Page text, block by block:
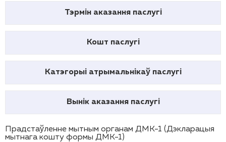
Тэрмін аказання паслугі
Кошт паслугі
Катэгорыі атрымальнікаў паслугі
Вынік аказання паслугі
Прадстаўленне мытным органам ДМК-1 (Дэкларацыя
мытнага кошту формы ДМК-1)